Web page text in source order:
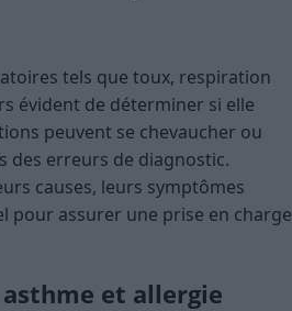
tels que toux, respiration
évident de déterminer si elle
peuvent se chevaucher ou
des erreurs de diagnostic.
causes, leurs symptômes
pour assurer une prise en charge
et allergie